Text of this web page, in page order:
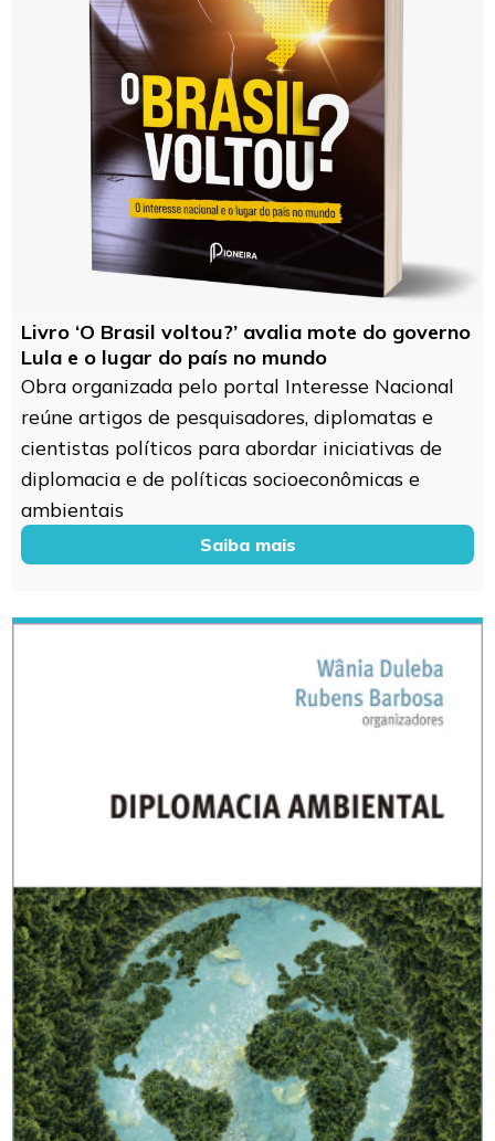
Livro ‘O Brasil voltou?’ avalia mote do governo
Lula e o lugar do país no mundo
Obra organizada pelo portal Interesse Nacional
reúne artigos de pesquisadores, diplomatas e
cientistas políticos para abordar iniciativas de
diplomacia e de políticas socioeconômicas e
ambientais
Saiba mais